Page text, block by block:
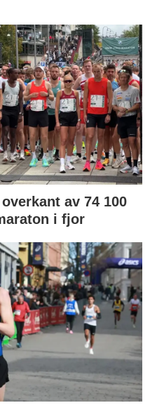
av 74 100
i fjor